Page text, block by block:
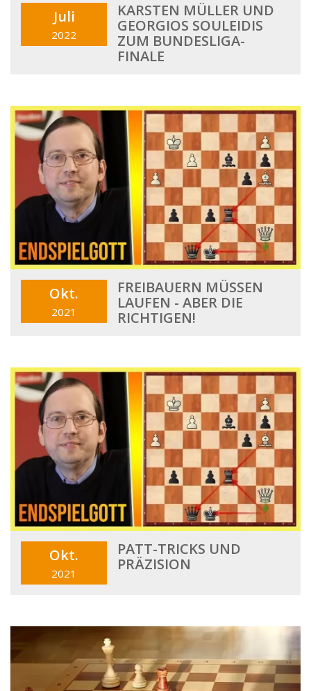
Juli
2022
KARSTEN MÜLLER UND
GEORGIOS SOULEIDIS
ZUM BUNDESLIGA-
FINALE
Okt.
2021
FREIBAUERN MÜSSEN
LAUFEN - ABER DIE
RICHTIGEN!
Okt.
2021
PATT-TRICKS UND
PRÄZISION